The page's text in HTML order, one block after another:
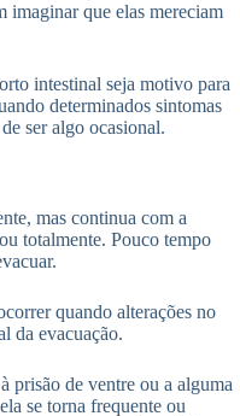
imaginar que elas mereciam
intestinal seja motivo para
determinados sintomas
ser algo ocasional.
mas continua com a
totalmente. Pouco tempo
quando alterações no
da evacuação.
prisão de ventre ou a alguma
se torna frequente ou